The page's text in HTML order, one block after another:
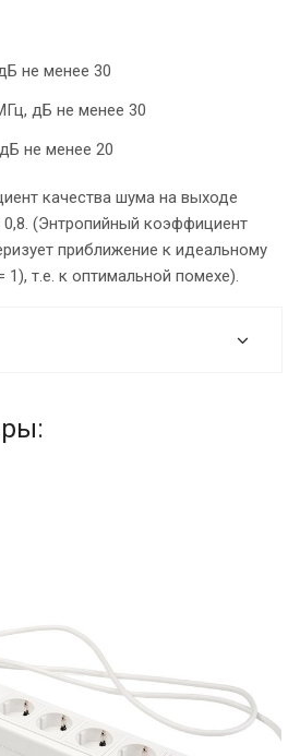
не менее 30
дБ не менее 30
не менее 20
качества шума на выходе
0,8. (Энтропийный коэффициент
приближение к идеальному
т.е. к оптимальной помехе).